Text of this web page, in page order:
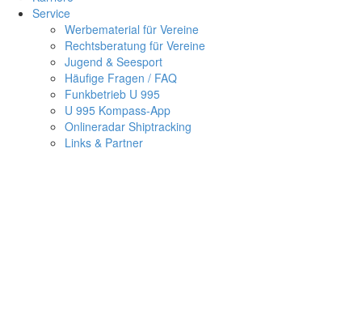
Service
Werbematerial für Vereine
Rechtsberatung für Vereine
Jugend & Seesport
Häufige Fragen / FAQ
Funkbetrieb U 995
U 995 Kompass-App
Onlineradar Shiptracking
Links & Partner